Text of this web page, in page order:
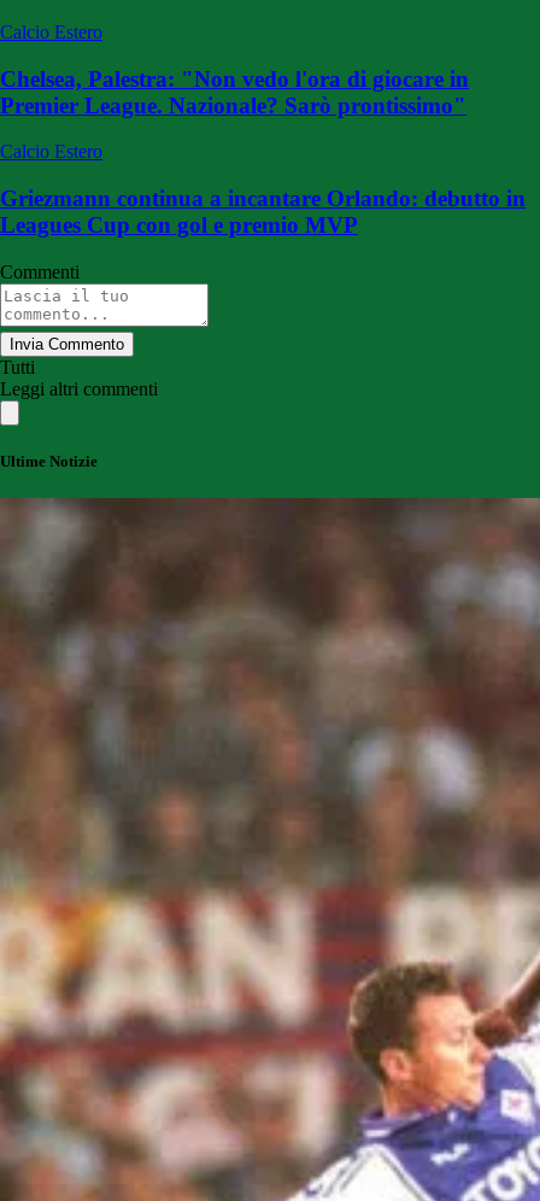
Calcio Estero
Chelsea, Palestra: "Non vedo l'ora di giocare in
Premier League. Nazionale? Sarò prontissimo"
Calcio Estero
Griezmann continua a incantare Orlando: debutto in
Leagues Cup con gol e premio MVP
Commenti
Invia Commento
Tutti
Leggi altri commenti
Ultime Notizie